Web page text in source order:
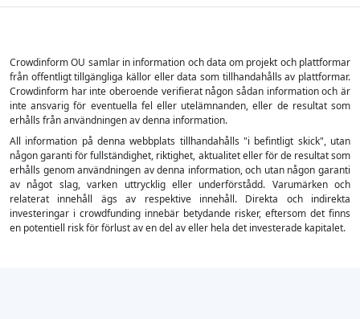
Crowdinform OU samlar in information och data om projekt och plattformar
från offentligt tillgängliga källor eller data som tillhandahålls av plattformar.
Crowdinform har inte oberoende verifierat någon sådan information och är
inte ansvarig för eventuella fel eller utelämnanden, eller de resultat som
erhålls från användningen av denna information.
All information på denna webbplats tillhandahålls "i befintligt skick", utan
någon garanti för fullständighet, riktighet, aktualitet eller för de resultat som
erhålls genom användningen av denna information, och utan någon garanti
av något slag, varken uttrycklig eller underförstådd. Varumärken och
relaterat innehåll ägs av respektive innehåll. Direkta och indirekta
investeringar i crowdfunding innebär betydande risker, eftersom det finns
en potentiell risk för förlust av en del av eller hela det investerade kapitalet.